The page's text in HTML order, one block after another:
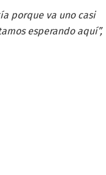
porque va uno casi
esperando aquí”,